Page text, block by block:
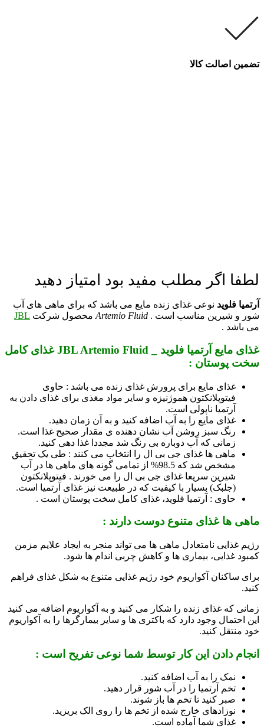
تضمین اصالت کالا
لطفا اگر مطلب مفید بود امتیاز دهید
آرتمیا فلوید نوعی غذای زنده مایع می باشد که برای ماهی های آب
شور و شیرین مناسب است . Artemio Fluid محصول شرکت JBL
می باشد .
غذای مایع آرتمیا فلوید _ JBL Artemio Fluid غذای کامل
سخت پوستان :
غذای مایع برای پرورش غذای زنده می باشد : حاوی
فیتوپلانکتون هموژنیزه و سایر مواد مغذی برای غذای دادن به
آرتمیا ناپولی است.
غذای مایع را به آب اضافه کنید و به آن زمان دهید.
رنگ سبز روشن آب نشان دهنده ی مقدار صحیح غذا است.
زمانی که آب دوباره بی رنگ شد مجددا غذا دهی کنید.
ماهی ها غذای جی بی ال را انتخاب می کنند : طی یک تحقیق
مشخص شد که 98.5% از تمامی گونه های ماهی ها در آب
شیرین سریعا غذای جی بی ال را می خورند . فیتوپلانکتون
(جلبک) بسیار با کیفیت که در طبیعت نیز غذای آرتمیا است.
حاوی : آرتمیا فلوید، غذای کامل سخت پوستان است .
ماهی ها غذای متنوع دوست دارند :
رژیم غذایی نامتعادل ماهی ها می تواند منجر به ایجاد علایم مزمن
کمبود غذایی، بیماری ها و کاهش چربی اندام ها شود.
برای ساکنان آکواریوم خود رژیم غذایی متنوع به شکل غذای فراهم
کنید.
زمانی که غذای زنده را شکار می کنید و به آکواریوم اضافه می کنید
این احتمال وجود دارد که باکتری ها و سایر بیمارگرها را به آکواریوم
خود منتقل کنید.
انجام دادن این کار توسط شما نوعی تفریح است :
نمک را به آب اضافه کنید.
تخم آرتمیا را در آب شور قرار دهید.
صبر کنید تا تخم ها باز شوند.
نوزادهای خارج شده از تخم ها را روی الک بریزید.
غذای شما آماده است.